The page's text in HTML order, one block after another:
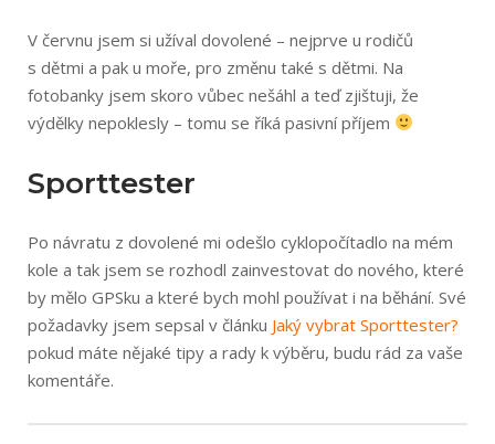
V červnu jsem si užíval dovolené – nejprve u rodičů
s dětmi a pak u moře, pro změnu také s dětmi. Na
fotobanky jsem skoro vůbec nešáhl a teď zjištuji, že
výdělky nepoklesly – tomu se říká pasivní příjem
Sporttester
Po návratu z dovolené mi odešlo cyklopočítadlo na mém
kole a tak jsem se rozhodl zainvestovat do nového, které
by mělo GPSku a které bych mohl používat i na běhání. Své
požadavky jsem sepsal v článku Jaký vybrat Sporttester?
pokud máte nějaké tipy a rady k výběru, budu rád za vaše
komentáře.